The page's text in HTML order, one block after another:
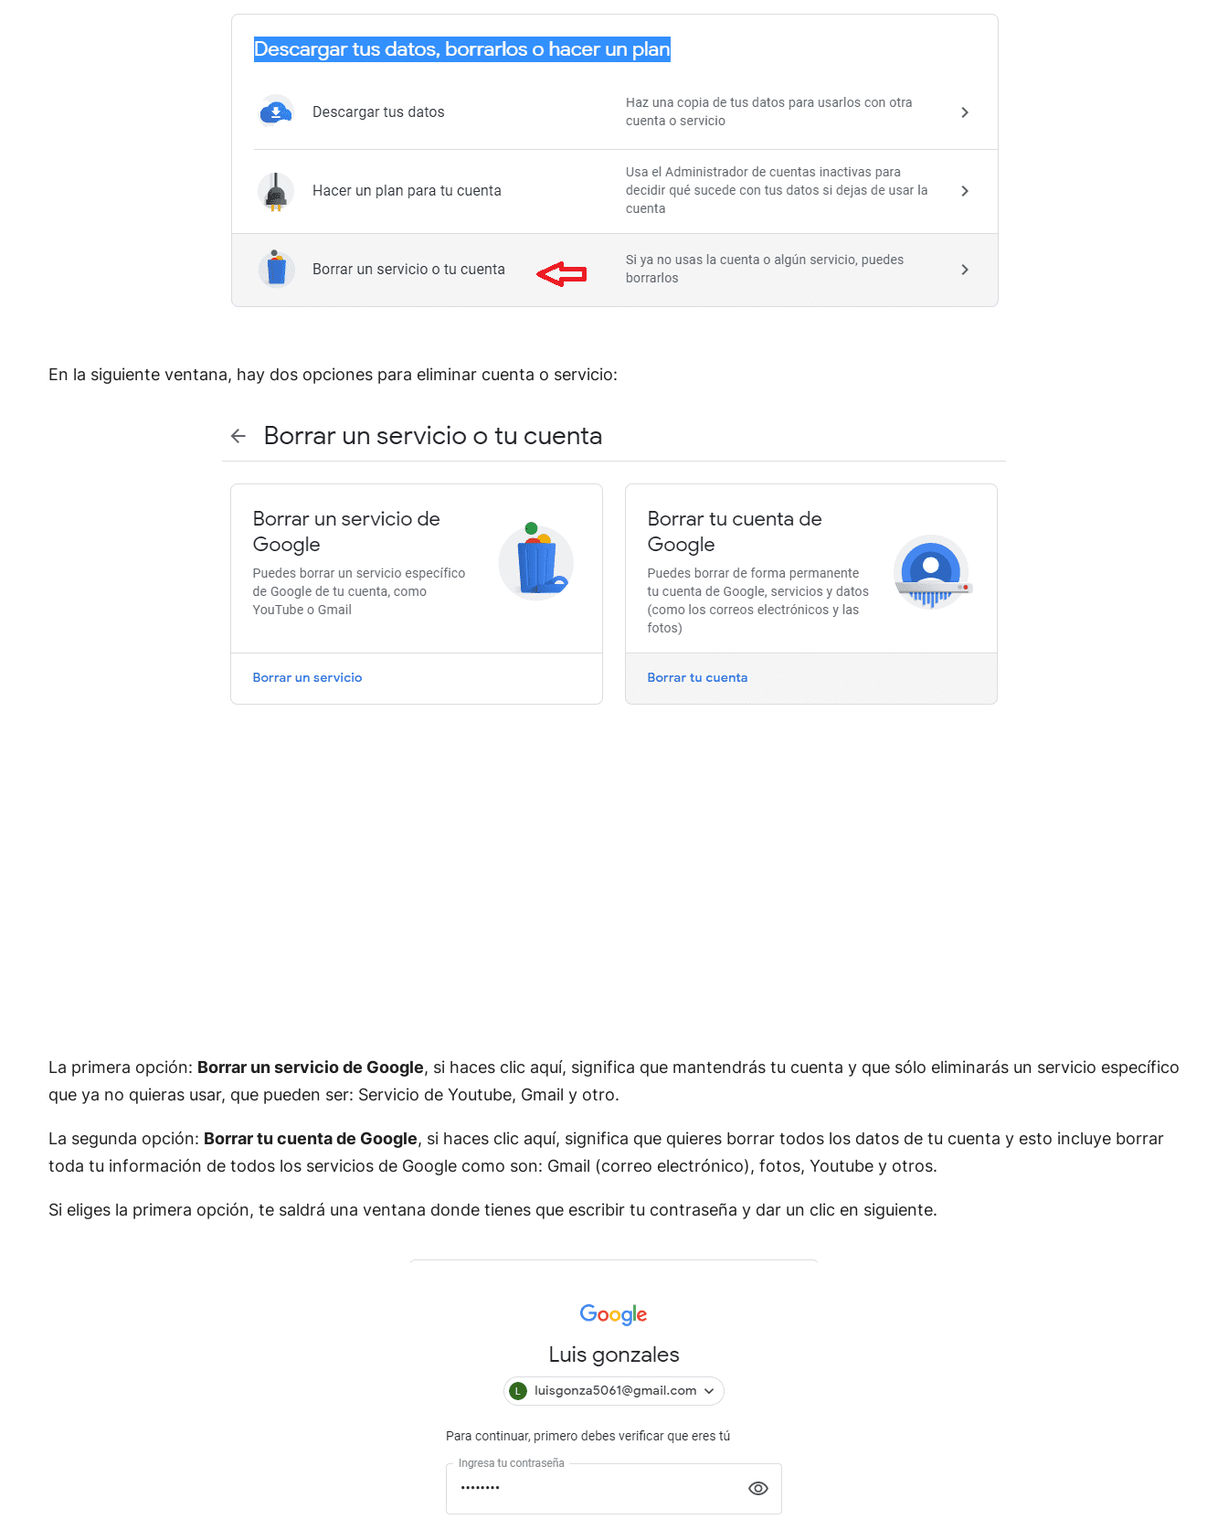
En la siguiente ventana, hay dos opciones para eliminar cuenta o servicio:
La primera opción: Borrar un servicio de Google, si haces clic aquí, significa que mantendrás tu cuenta y que sólo eliminarás un servicio específico
que ya no quieras usar, que pueden ser: Servicio de Youtube, Gmail y otro.
La segunda opción: Borrar tu cuenta de Google, si haces clic aquí, significa que quieres borrar todos los datos de tu cuenta y esto incluye borrar
toda tu información de todos los servicios de Google como son: Gmail (correo electrónico), fotos, Youtube y otros.
Si eliges la primera opción, te saldrá una ventana donde tienes que escribir tu contraseña y dar un clic en siguiente.